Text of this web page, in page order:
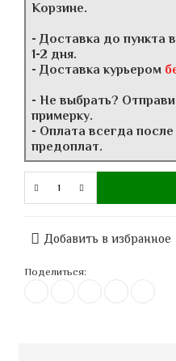
Корзине.
- Доставка до пункта
1-2 дня.
- Доставка курьером
- Не выбрать?
примерку.
- Оплата всегда
предоплат.
Добавить в избранное
Поделиться: